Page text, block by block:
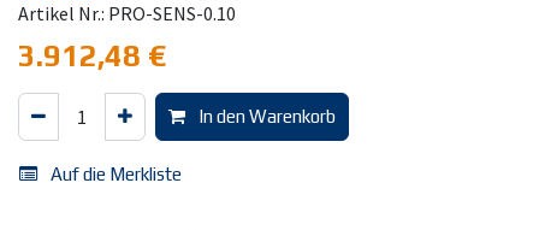
Artikel Nr.: PRO-SENS-0.10
3.912,48 €
In den Warenkorb
Auf die Merkliste